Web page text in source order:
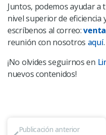
Juntos, podemos ayudar a
nivel superior de eficiencia
escríbenos al correo:
reunión con nosotros aquí.
¡No olvides seguirnos en
nuevos contenidos!
Publicación anterior